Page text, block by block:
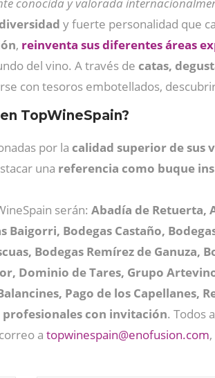
conocida y valorada
y fuerte personalidad que
, reinventa sus diferentes áreas
del vino. A través de catas,
con tesoros embotellados,
TopWineSpain?
por la calidad superior de sus
una referencia como buque
serán: Abadía de Retuerta,
Baigorri, Bodegas Castaño,
Bodegas Remírez de Ganuza,
Dominio de Tares, Grupo
Pago de los Capellanes,
con invitación. Todos
a topwinespain@enofusion.com